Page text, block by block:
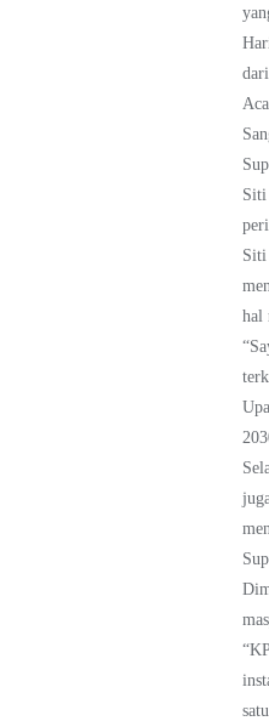
Siti
Siti
hal